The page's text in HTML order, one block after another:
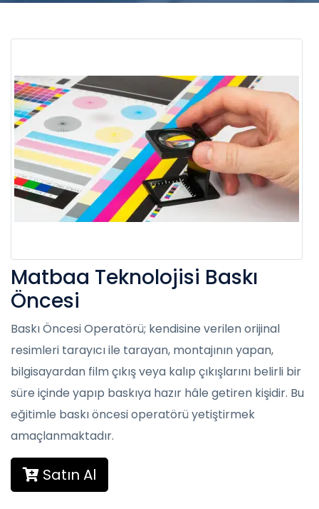
Matbaa Teknolojisi Baskı
Öncesi
Baskı Öncesi Operatörü; kendisine verilen orijinal
resimleri tarayıcı ile tarayan, montajının yapan,
bilgisayardan film çıkış veya kalıp çıkışlarını belirli bir
süre içinde yapıp baskıya hazır hâle getiren kişidir. Bu
eğitimle baskı öncesi operatörü yetiştirmek
amaçlanmaktadır.
Satın Al